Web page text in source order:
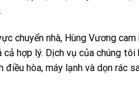
chuyển nhà, Hùng Vương
hợp lý. Dịch vụ của chúng tôi
hòa, máy lạnh và dọn rác